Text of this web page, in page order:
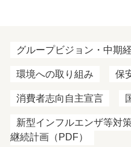
グループビジョン・中期
環境への取り組み 保
消費者志向自主宣言
新型インフルエンザ等対
継続計画（PDF）